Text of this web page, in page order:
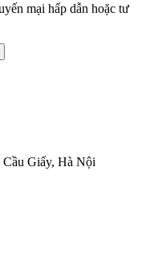
mại hấp dẫn hoặc tư
Giấy, Hà Nội